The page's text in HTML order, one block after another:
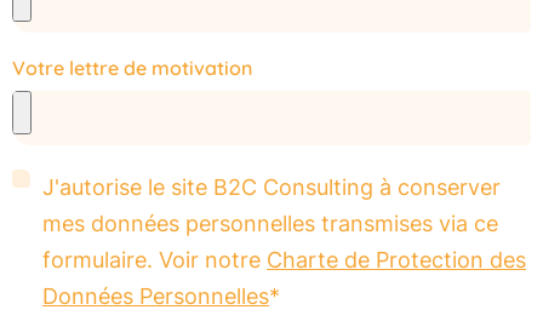
Votre lettre de motivation
J'autorise le site B2C Consulting à conserver
mes données personnelles transmises via ce
formulaire. Voir notre Charte de Protection des
Données Personnelles*